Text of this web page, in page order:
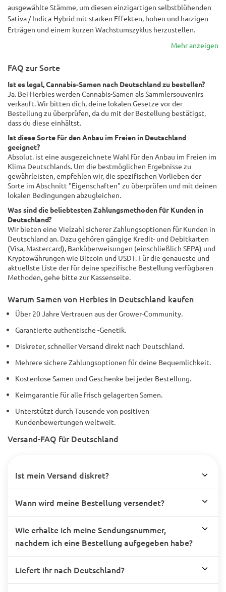
ausgewählte Stämme, um diesen einzigartigen selbstblühenden
Sativa / Indica-Hybrid mit starken Effekten, hohen und harzigen
Erträgen und einem kurzen Wachstumszyklus herzustellen.
Mehr anzeigen
FAQ zur Sorte
Ist es legal, Cannabis-Samen nach Deutschland zu bestellen?
Ja. Bei Herbies werden Cannabis-Samen als Sammlersouvenirs
verkauft. Wir bitten dich, deine lokalen Gesetze vor der
Bestellung zu überprüfen, da du mit der Bestellung bestätigst,
dass du diese einhältst.
Ist diese Sorte für den Anbau im Freien in Deutschland
geeignet?
Absolut. ist eine ausgezeichnete Wahl für den Anbau im Freien im
Klima Deutschlands. Um die bestmöglichen Ergebnisse zu
gewährleisten, empfehlen wir, die spezifischen Vorlieben der
Sorte im Abschnitt "Eigenschaften" zu überprüfen und mit deinen
lokalen Bedingungen abzugleichen.
Was sind die beliebtesten Zahlungsmethoden für Kunden in
Deutschland?
Wir bieten eine Vielzahl sicherer Zahlungsoptionen für Kunden in
Deutschland an. Dazu gehören gängige Kredit- und Debitkarten
(Visa, Mastercard), Banküberweisungen (einschließlich SEPA) und
Kryptowährungen wie Bitcoin und USDT. Für die genaueste und
aktuellste Liste der für deine spezifische Bestellung verfügbaren
Methoden, gehe bitte zur Kassenseite.
Warum Samen von Herbies in Deutschland kaufen
Über 20 Jahre Vertrauen aus der Grower-Community.
Garantierte authentische -Genetik.
Diskreter, schneller Versand direkt nach Deutschland.
Mehrere sichere Zahlungsoptionen für deine Bequemlichkeit.
Kostenlose Samen und Geschenke bei jeder Bestellung.
Keimgarantie für alle frisch gelagerten Samen.
Unterstützt durch Tausende von positiven
Kundenbewertungen weltweit.
Versand-FAQ für Deutschland
Ist mein Versand diskret?
Wann wird meine Bestellung versendet?
Wie erhalte ich meine Sendungsnummer,
nachdem ich eine Bestellung aufgegeben habe?
Liefert ihr nach Deutschland?